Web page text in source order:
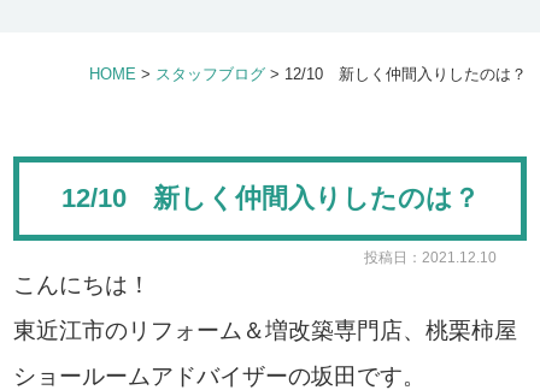
HOME > スタッフブログ> 12/10 新しく仲間入りしたのは？
12/10 新しく仲間入りしたのは？
投稿日：2021.12.10
こんにちは！
東近江市のリフォーム＆増改築専門店、桃栗柿屋
ショールームアドバイザーの坂田です。